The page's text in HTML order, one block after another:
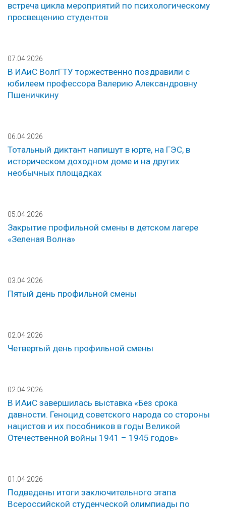
встреча цикла мероприятий по психологическому
просвещению студентов
07.04.2026
В ИАиС ВолгГТУ торжественно поздравили с
юбилеем профессора Валерию Александровну
Пшеничкину
06.04.2026
Тотальный диктант напишут в юрте, на ГЭС, в
историческом доходном доме и на других
необычных площадках
05.04.2026
Закрытие профильной смены в детском лагере
«Зеленая Волна»
03.04.2026
Пятый день профильной смены
02.04.2026
Четвертый день профильной смены
02.04.2026
В ИАиС завершилась выставка «Без срока
давности. Геноцид советского народа со стороны
нацистов и их пособников в годы Великой
Отечественной войны 1941 – 1945 годов»
01.04.2026
Подведены итоги заключительного этапа
Всероссийской студенческой олимпиады по